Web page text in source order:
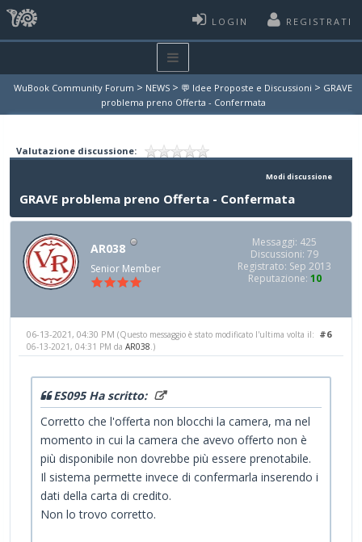
LOGIN REGISTRATI
WuBook Community Forum > NEWS > 💬 Idee Proposte e Discussioni > GRAVE
problema preno Offerta - Confermata
Valutazione discussione:
Modi discussione
GRAVE problema preno Offerta - Confermata
AR038
Senior Member
Messaggi: 425
Discussioni: 79
Registrato: Sep 2013
Reputazione: 10
#6
06-13-2021, 04:30 PM (Questo messaggio è stato modificato l'ultima volta il:
06-13-2021, 04:31 PM da AR038 .)
ES095 Ha scritto:
Corretto che l'offerta non blocchi la camera, ma nel
momento in cui la camera che avevo offerto non è
più disponibile non dovrebbe più essere prenotabile.
Il sistema permette invece di confermarla inserendo i
dati della carta di credito.
Non lo trovo corretto.